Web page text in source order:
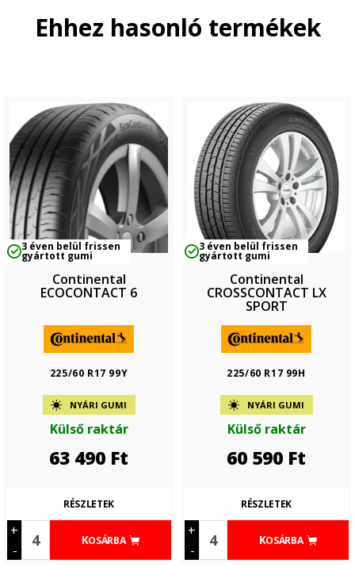
Ehhez hasonló termékek
3 éven belül frissen
gyártott gumi
Continental
ECOCONTACT 6
225/60 R17 99Y
NYÁRI GUMI
Külső raktár
63 490 Ft
+
-
KOSÁRBA
RÉSZLETEK
3 éven belül frissen
gyártott gumi
Continental
CROSSCONTACT LX
SPORT
225/60 R17 99H
NYÁRI GUMI
Külső raktár
60 590 Ft
+
-
KOSÁRBA
RÉSZLETEK